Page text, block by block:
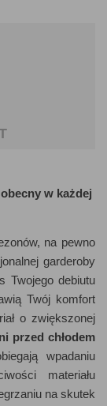
w każdej
na pewno
garderoby
Twojego debiutu
Twój komfort
o zwiększonej
przed chłodem
wpadaniu
materiału
na skutek